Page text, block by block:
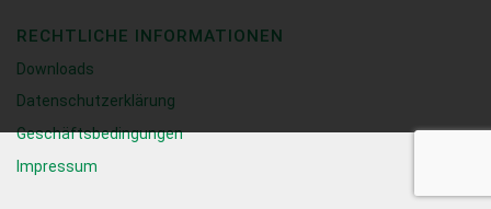
RECHTLICHE INFORMATIONEN
Downloads
Datenschutzerklärung
Geschäftsbedingungen
Impressum